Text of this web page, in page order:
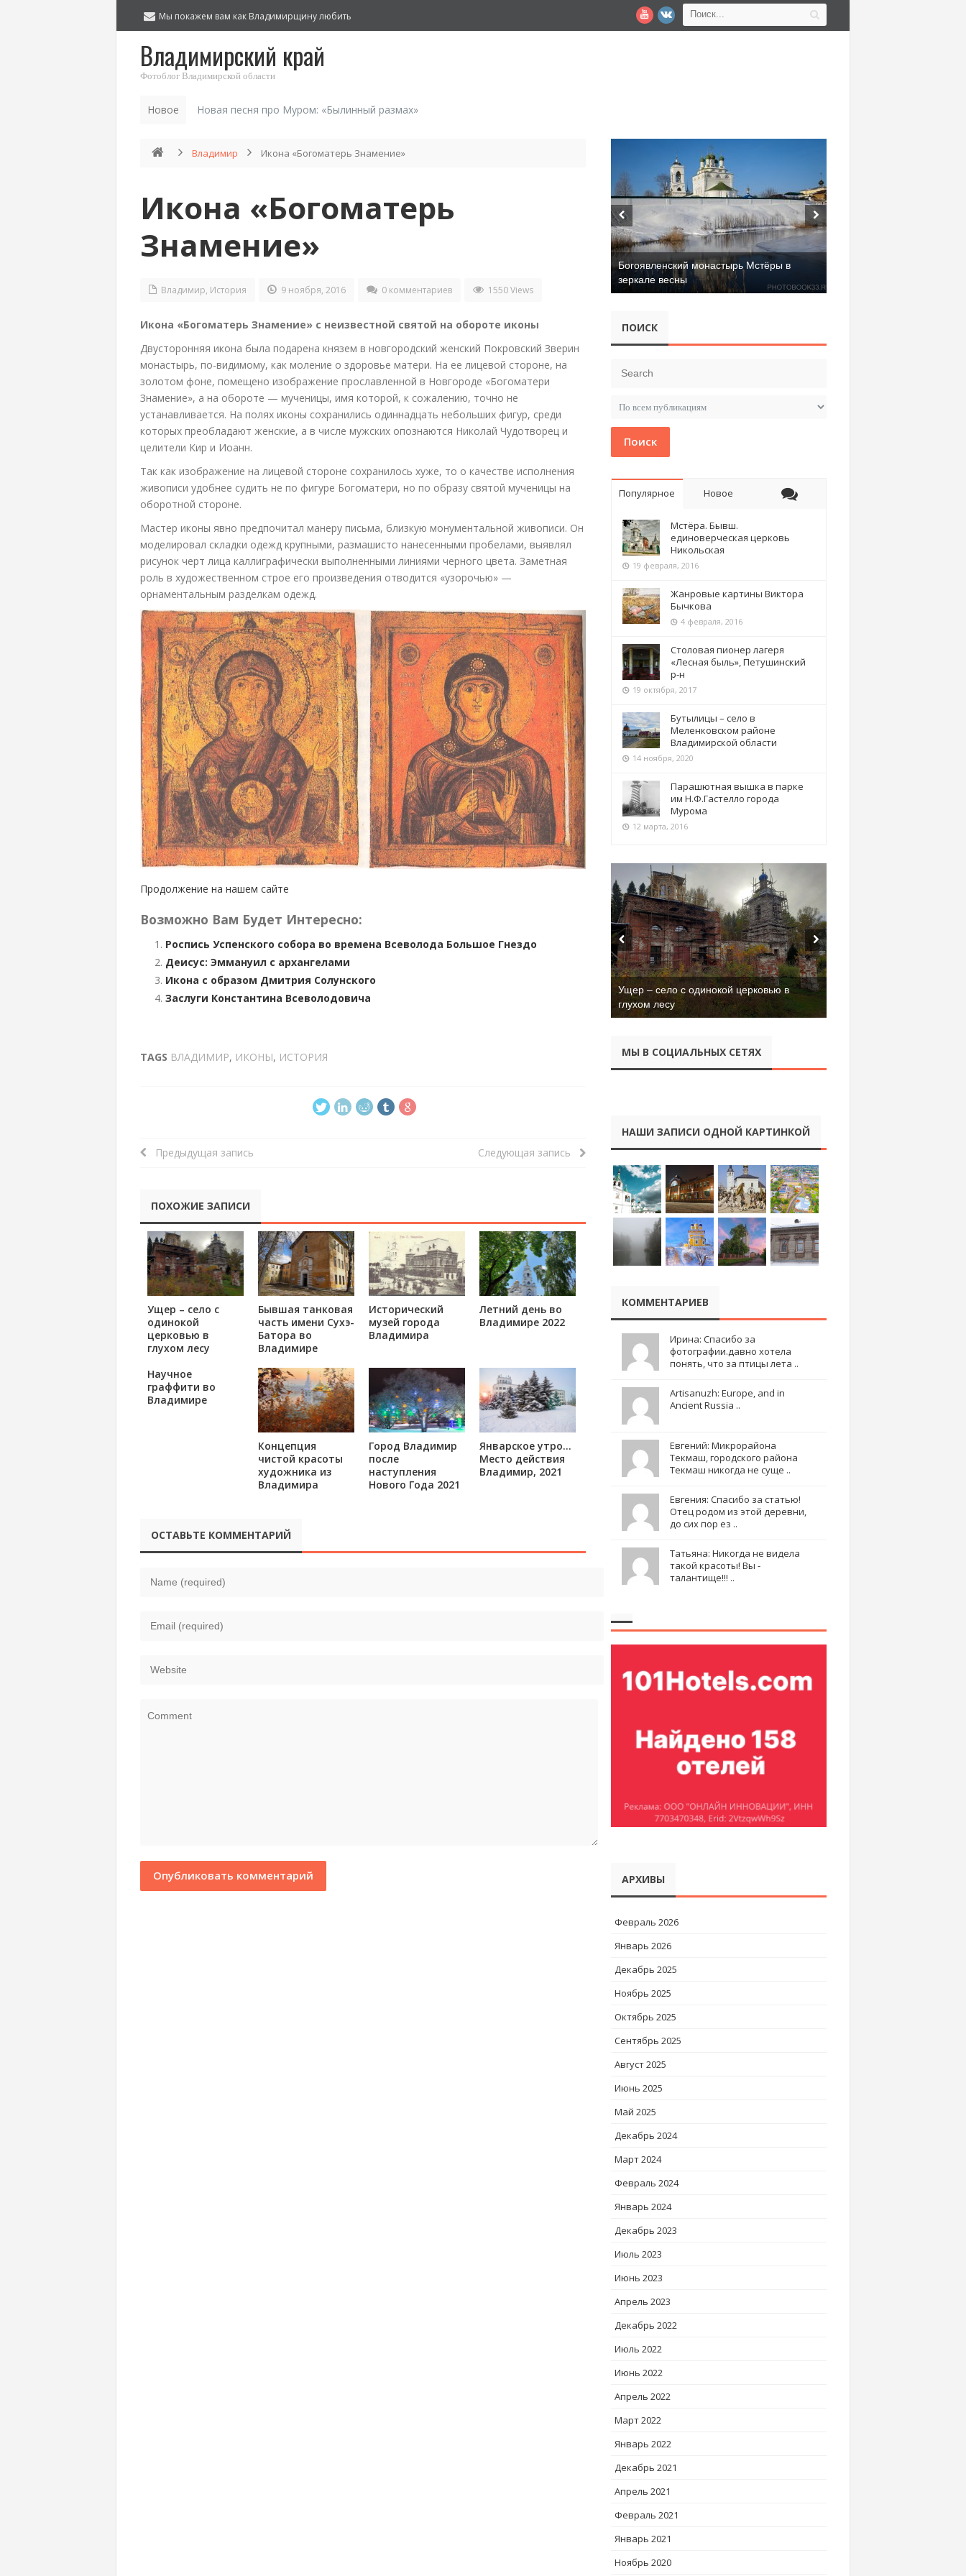
Мы покажем вам как Владимирщину любить
Владимирский край
Фотоблог Владимирской области
Новое Новая песня про Муром: «Былинный размах»
Владимир Икона «Богоматерь Знамение»
Икона «Богоматерь
Знамение»
Владимир, История 9 ноября, 2016 0 комментариев 1550 Views
Икона «Богоматерь Знамение» с неизвестной святой на обороте иконы
Двусторонняя икона была подарена князем в новгородский женский Покровский Зверин
монастырь, по-видимому, как моление о здоровье матери. На ее лицевой стороне, на
золотом фоне, помещено изображение прославленной в Новгороде «Богоматери
Знамение», а на обороте — мученицы, имя которой, к сожалению, точно не
устанавливается. На полях иконы сохранились одиннадцать небольших фигур, среди
которых преобладают женские, а в числе мужских опознаются Николай Чудотворец и
целители Кир и Иоанн.
Так как изображение на лицевой стороне сохранилось хуже, то о качестве исполнения
живописи удобнее судить не по фигуре Богоматери, но по образу святой мученицы на
оборотной стороне.
Мастер иконы явно предпочитал манеру письма, близкую монументальной живописи. Он
моделировал складки одежд крупными, размашисто нанесенными пробелами, выявлял
рисунок черт лица каллиграфически выполненными линиями черного цвета. Заметная
роль в художественном строе его произведения отводится «узорочью» —
орнаментальным разделкам одежд.
Продолжение на нашем сайте
Возможно Вам Будет Интересно:
Роспись Успенского собора во времена Всеволода Большое Гнездо
Деисус: Эммануил с архангелами
Икона с образом Дмитрия Солунского
Заслуги Константина Всеволодовича
TAGS ВЛАДИМИР, ИКОНЫ, ИСТОРИЯ
Предыдущая запись Следующая запись
ПОХОЖИЕ ЗАПИСИ
Ущер – село с
одинокой
церковью в
глухом лесу
Бывшая танковая
часть имени Сухэ-
Батора во
Владимире
Исторический
музей города
Владимира
Летний день во
Владимире 2022
Научное
граффити во
Владимире
Концепция
чистой красоты
художника из
Владимира
Город Владимир
после
наступления
Нового Года 2021
Январское утро…
Место действия
Владимир, 2021
ОСТАВЬТЕ КОММЕНТАРИЙ
Богоявленский монастырь Мстёры в
зеркале весны
ПОИСК
Поиск
Популярное Новое
Мстёра. Бывш.
единоверческая церковь
Никольская
19 февраля, 2016
Жанровые картины Виктора
Бычкова
4 февраля, 2016
Столовая пионер лагеря
«Лесная быль», Петушинский
р-н
19 октября, 2017
Бутылицы – село в
Меленковском районе
Владимирской области
14 ноября, 2020
Парашютная вышка в парке
им Н.Ф.Гастелло города
Мурома
12 марта, 2016
Ущер – село с одинокой церковью в
глухом лесу
МЫ В СОЦИАЛЬНЫХ СЕТЯХ
НАШИ ЗАПИСИ ОДНОЙ КАРТИНКОЙ
КОММЕНТАРИЕВ
Ирина: Спасибо за
фотографии.давно хотела
понять, что за птицы лета ..
Artisanuzh: Europe, and in
Ancient Russia ..
Евгений: Микрорайона
Текмаш, городского района
Текмаш никогда не суще ..
Евгения: Спасибо за статью!
Отец родом из этой деревни,
до сих пор ез ..
Татьяна: Никогда не видела
такой красоты! Вы -
талантище!!! ..
АРХИВЫ
Февраль 2026
Январь 2026
Декабрь 2025
Ноябрь 2025
Октябрь 2025
Сентябрь 2025
Август 2025
Июнь 2025
Май 2025
Декабрь 2024
Март 2024
Февраль 2024
Январь 2024
Декабрь 2023
Июль 2023
Июнь 2023
Апрель 2023
Декабрь 2022
Июль 2022
Июнь 2022
Апрель 2022
Март 2022
Январь 2022
Декабрь 2021
Апрель 2021
Февраль 2021
Январь 2021
Ноябрь 2020